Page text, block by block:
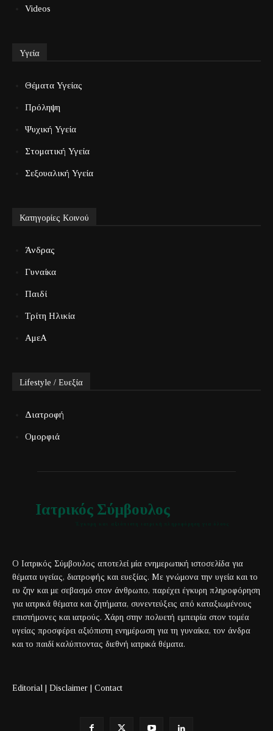
Videos
Υγεία
Θέματα Υγείας
Πρόληψη
Ψυχική Υγεία
Στοματική Υγεία
Σεξουαλική Υγεία
Κατηγορίες Κοινού
Άνδρας
Γυναίκα
Παιδί
Τρίτη Ηλικία
ΑμεΑ
Lifestyle / Ευεξία
Διατροφή
Ομορφιά
Ιατρικός Σύμβουλος
Ο Ιατρικός Σύμβουλος αποτελεί μία ενημερωτική ιστοσελίδα για
θέματα υγείας, διατροφής και ευεξίας. Με γνώμονα την υγεία και το
ευ ζην και με σεβασμό στον άνθρωπο, παρέχει έγκυρη πληροφόρηση
για ιατρικά θέματα και ζητήματα, συνεντεύξεις από καταξιωμένους
επιστήμονες και ιατρούς. Χάρη στην πολυετή εμπειρία στον τομέα
υγείας προσφέρει αξιόπιστη ενημέρωση για τη γυναίκα, τον άνδρα
και το παιδί καλύπτοντας διεθνή ιατρικά θέματα.
Editorial | Disclaimer | Contact